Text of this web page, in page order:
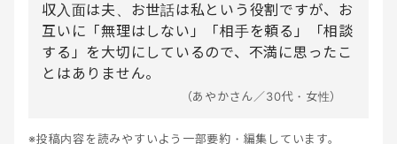
収入面は夫、お世話は私という役割ですが、お
互いに「無理はしない」「相手を頼る」「相談
する」を大切にしているので、不満に思ったこ
とはありません。
（あやかさん／30代・女性）
※投稿内容を読みやすいよう一部要約・編集しています。